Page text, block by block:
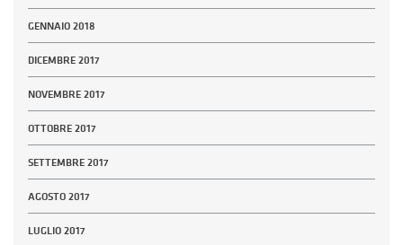
GENNAIO 2018
DICEMBRE 2017
NOVEMBRE 2017
OTTOBRE 2017
SETTEMBRE 2017
AGOSTO 2017
LUGLIO 2017